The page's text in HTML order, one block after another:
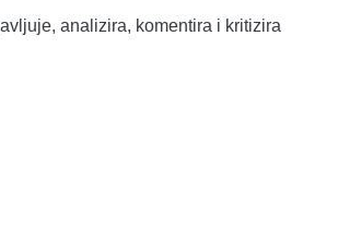
analizira, komentira i kritizira